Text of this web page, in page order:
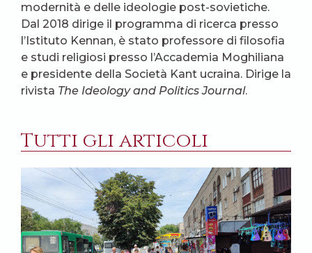
modernità e delle ideologie post-sovietiche.
Dal 2018 dirige il programma di ricerca presso
l’Istituto Kennan, è stato professore di filosofia
e studi religiosi presso l’Accademia Moghiliana
e presidente della Società Kant ucraina. Dirige la
rivista The Ideology and Politics Journal.
Tutti gli articoli